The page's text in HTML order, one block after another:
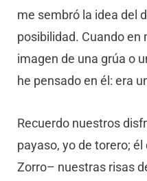
me sembró la idea del
posibilidad. Cuando en
imagen de una grúa o
he pensado en él: era
Recuerdo nuestros
payaso, yo de torero; él
Zorro– nuestras risas